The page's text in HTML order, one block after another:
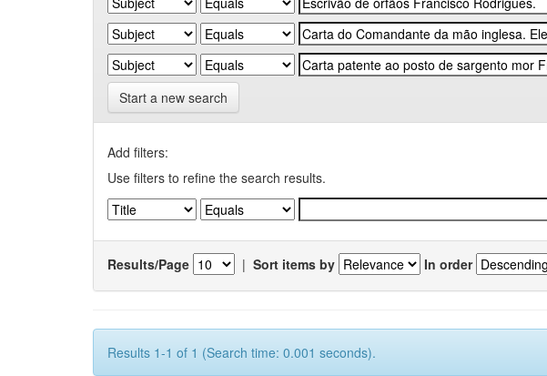
Start a new search
Add filters:
Use filters to refine the search results.
Results/Page | Sort items by In order
Results 1-1 of 1 (Search time: 0.001 seconds).